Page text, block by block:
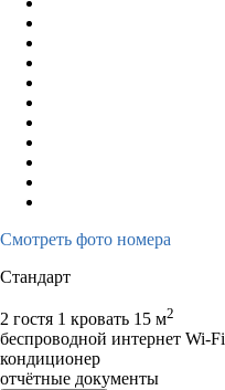
Смотреть фото номера
Стандарт
2 гостя 1 кровать 15 м2
беспроводной интернет Wi-Fi
кондиционер
отчётные документы